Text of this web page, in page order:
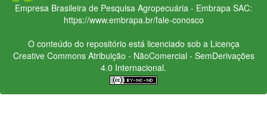
Empresa Brasileira de Pesquisa Agropecuária - Embrapa SAC:
https://www.embrapa.br/fale-conosco
O conteúdo do repositório está licenciado sob a Licença
Creative CommonsAtribuição - NãoComercial - SemDerivações
4.0 Internacional.